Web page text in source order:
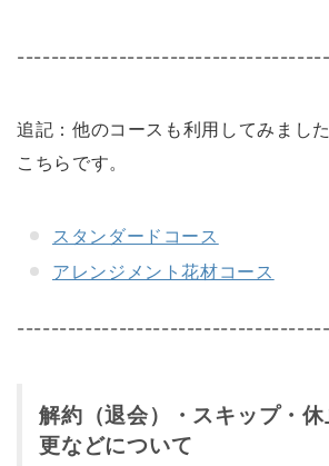
追記：他のコースも利用してみまし
こちらです。
スタンダードコース
アレンジメント花材コース
解約（退会）・スキップ・
更などについて